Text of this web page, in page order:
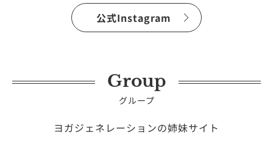
公式Instagram
Group
グループ
ヨガジェネレーションの姉妹サイト